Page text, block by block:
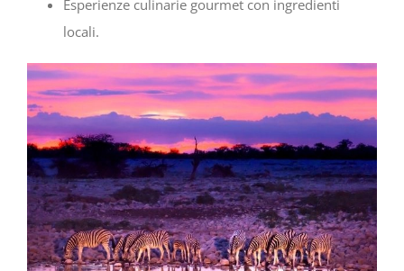
Esperienze culinarie gourmet con ingredienti
locali.